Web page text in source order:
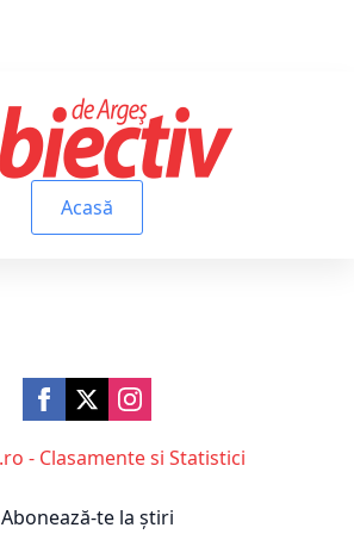
Acasă
Abonează-te la știri